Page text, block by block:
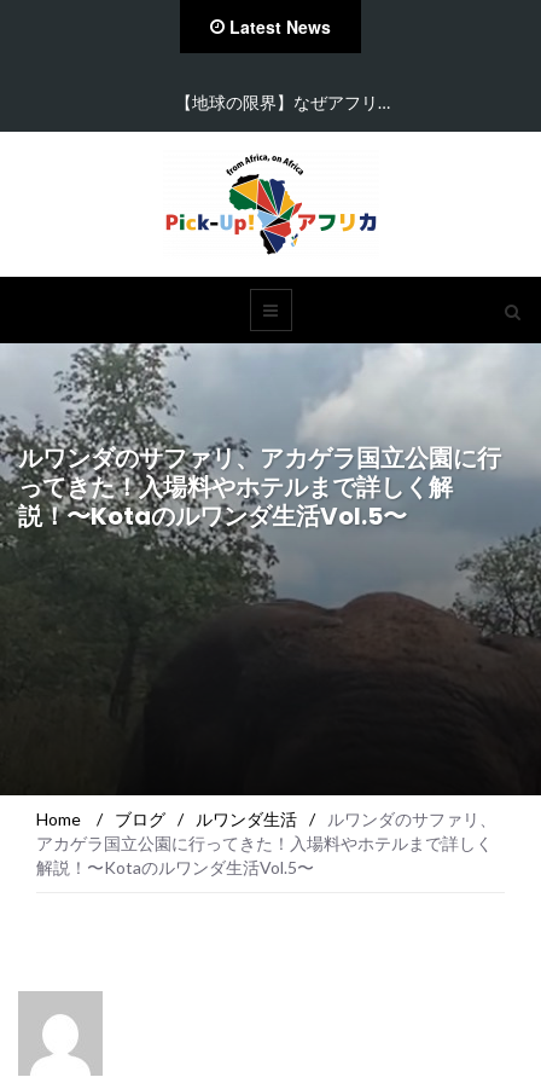
Latest News
【在住者が語る】セネガル…
ルワンダのサファリ、アカゲラ国立公園に行
ってきた！入場料やホテルまで詳しく解
説！〜Kotaのルワンダ生活Vol.5〜
Home / ブログ / ルワンダ生活 /
ルワンダのサファリ、
アカゲラ国立公園に行ってきた！入場料やホテルまで詳しく
解説！〜Kotaのルワンダ生活Vol.5〜